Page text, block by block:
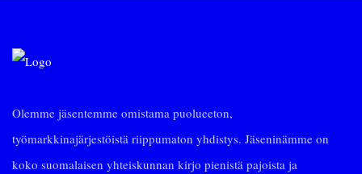
Olemme jäsentemme omistama puolueeton,
työmarkkinajärjestöistä riippumaton yhdistys. Jäseninämme on
koko suomalaisen yhteiskunnan kirjo pienistä pajoista ja